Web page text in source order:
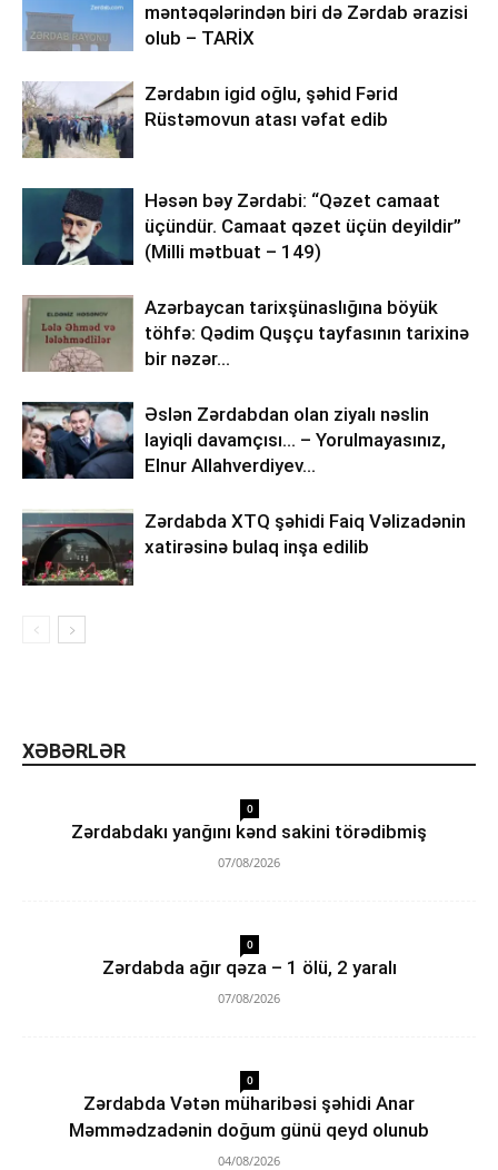
məntəqələrindən biri də Zərdab ərazisi
olub – TARİX
Zərdabın igid oğlu, şəhid Fərid
Rüstəmovun atası vəfat edib
Həsən bəy Zərdabi: “Qəzet camaat
üçündür. Camaat qəzet üçün deyildir”
(Milli mətbuat – 149)
Azərbaycan tarixşünaslığına böyük
töhfə: Qədim Quşçu tayfasının tarixinə
bir nəzər…
Əslən Zərdabdan olan ziyalı nəslin
layiqli davamçısı… – Yorulmayasınız,
Elnur Allahverdiyev…
Zərdabda XTQ şəhidi Faiq Vəlizadənin
xatirəsinə bulaq inşa edilib
XƏBƏRLƏR
0
Zərdabdakı yanğını kənd sakini törədibmiş
07/08/2026
0
Zərdabda ağır qəza – 1 ölü, 2 yaralı
07/08/2026
0
Zərdabda Vətən müharibəsi şəhidi Anar
Məmmədzadənin doğum günü qeyd olunub
04/08/2026